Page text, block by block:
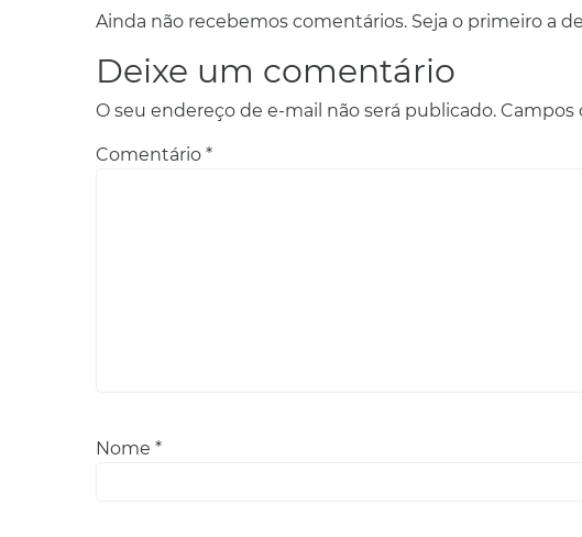
Ainda não recebemos comentários. Seja o primeiro a
Deixe um comentário
O seu endereço de e-mail não será publicado. Campos
Comentário *
Nome *